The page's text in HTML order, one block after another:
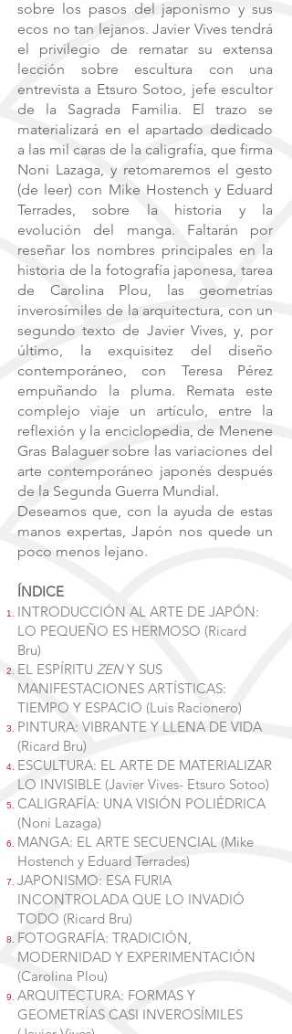
sobre los pasos del japonismo y sus
ecos no tan lejanos. Javier Vives tendrá
el privilegio de rematar su extensa
lección sobre escultura con una
entrevista a Etsuro Sotoo, jefe escultor
de la Sagrada Familia. El trazo se
materializará en el apartado dedicado
a las mil caras de la caligrafía, que firma
Noni Lazaga, y retomaremos el gesto
(de leer) con Mike Hostench y Eduard
Terrades, sobre la historia y la
evolución del manga. Faltarán por
reseñar los nombres principales en la
historia de la fotografía japonesa, tarea
de Carolina Plou, las geometrías
inverosímiles de la arquitectura, con un
segundo texto de Javier Vives, y, por
último, la exquisitez del diseño
contemporáneo, con Teresa Pérez
empuñando la pluma. Remata este
complejo viaje un artículo, entre la
reflexión y la enciclopedia, de Menene
Gras Balaguer sobre las variaciones del
arte contemporáneo japonés después
de la Segunda Guerra Mundial.
Deseamos que, con la ayuda de estas
manos expertas, Japón nos quede un
poco menos lejano.
ÍNDICE
INTRODUCCIÓN AL ARTE DE JAPÓN:
LO PEQUEÑO ES HERMOSO (Ricard
Bru)
EL ESPÍRITU ZENY SUS
MANIFESTACIONES ARTÍSTICAS:
TIEMPO Y ESPACIO (Luis Racionero)
PINTURA: VIBRANTE Y LLENA DE VIDA
(Ricard Bru)
ESCULTURA: EL ARTE DE MATERIALIZAR
LO INVISIBLE (Javier Vives- Etsuro Sotoo)
CALIGRAFÍA: UNA VISIÓN POLIÉDRICA
(Noni Lazaga)
MANGA: EL ARTE SECUENCIAL (Mike
Hostench y Eduard Terrades)
JAPONISMO: ESA FURIA
INCONTROLADA QUE LO INVADIÓ
TODO (Ricard Bru)
FOTOGRAFÍA: TRADICIÓN,
MODERNIDAD Y EXPERIMENTACIÓN
(Carolina Plou)
ARQUITECTURA: FORMAS Y
GEOMETRÍAS CASI INVEROSÍMILES